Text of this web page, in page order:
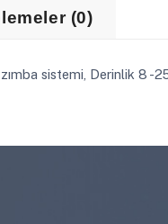
İncelemeler (0)
sistemi, Derinlik 8 -